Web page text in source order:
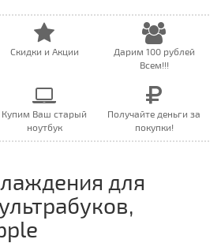
Скидки и Акции
Дарим 100 рублей
Всем!!!
Купим Ваш старый
ноутбук
Получайте деньги за
покупки!
для